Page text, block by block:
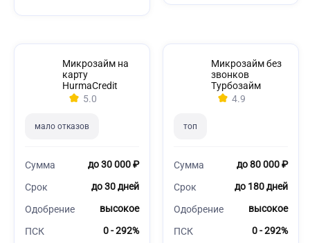
Микрозайм на
карту
HurmaCredit
5.0
мало отказов
Сумма до 30 000 ₽
Срок до 30 дней
Одобрение высокое
ПСК 0 - 292%
Микрозайм без
звонков
Турбозайм
4.9
топ
Сумма до 80 000 ₽
Срок до 180 дней
Одобрение высокое
ПСК 0 - 292%